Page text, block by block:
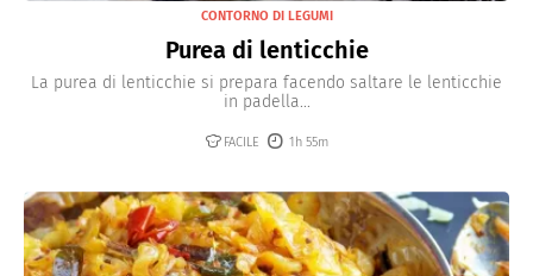
CONTORNO DI LEGUMI
Purea di lenticchie
La purea di lenticchie si prepara facendo saltare le lenticchie
in padella...
FACILE 1h 55m